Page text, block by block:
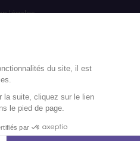
légales
les cookies-Agence Boondooa